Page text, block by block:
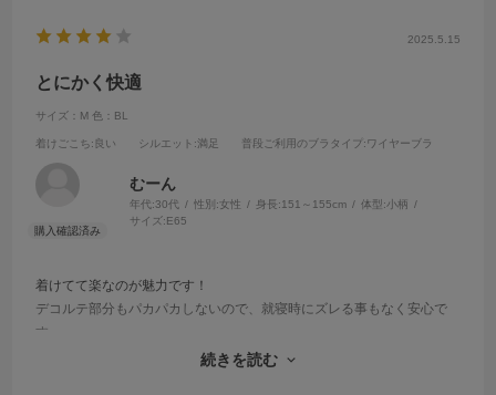
2025.5.15
とにかく快適
サイズ：M 色：BL
着けごこち:良い シルエット :満足 普段ご利用のブラタイプ :ワイヤーブラ
むーん
年代:30代 性別:女性 身長:151～155cm 体型:小柄
サイズ:E65
着けてて楽なのが魅力です！
デコルテ部分もパカパカしないので、就寝時にズレる事もなく安心で
す
続きを読む